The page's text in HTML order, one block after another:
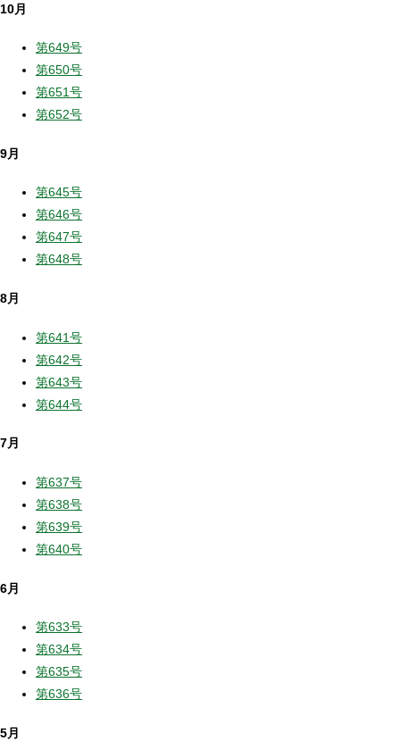
10月
第649号
第650号
第651号
第652号
9月
第645号
第646号
第647号
第648号
8月
第641号
第642号
第643号
第644号
7月
第637号
第638号
第639号
第640号
6月
第633号
第634号
第635号
第636号
5月